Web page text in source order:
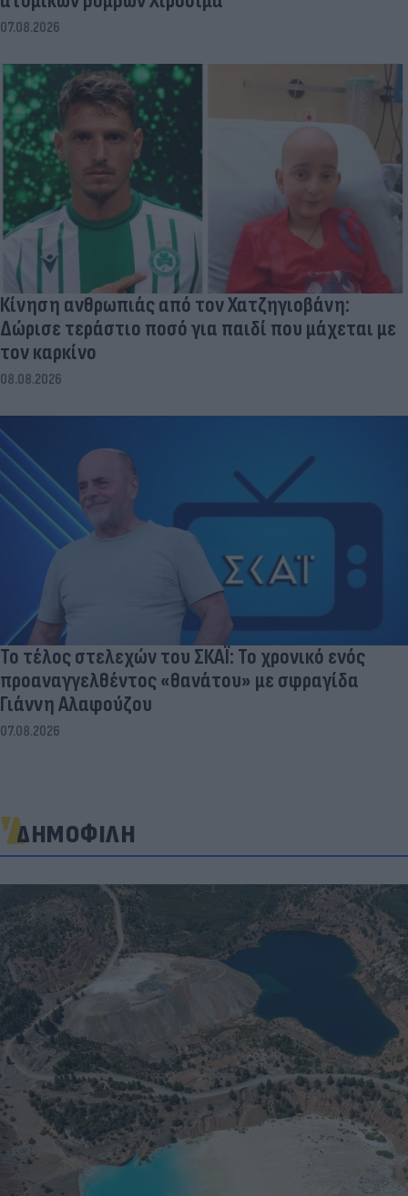
07.08.2026
Κίνηση ανθρωπιάς από τον Χατζηγιοβάνη:
Δώρισε τεράστιο ποσό για παιδί που μάχεται με
τον καρκίνο
08.08.2026
Το τέλος στελεχών του ΣΚΑΪ: Το χρονικό ενός
προαναγγελθέντος «θανάτου» με σφραγίδα
Γιάννη Αλαφούζου
07.08.2026
ΔΗΜΟΦΙΛΗ